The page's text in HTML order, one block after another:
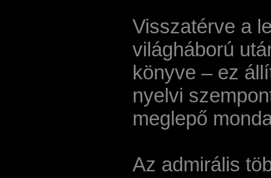
Visszatérve a
világháború
könyve – ez
nyelvi
meglepő
Az admirális